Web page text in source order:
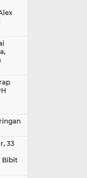
33
Bibit